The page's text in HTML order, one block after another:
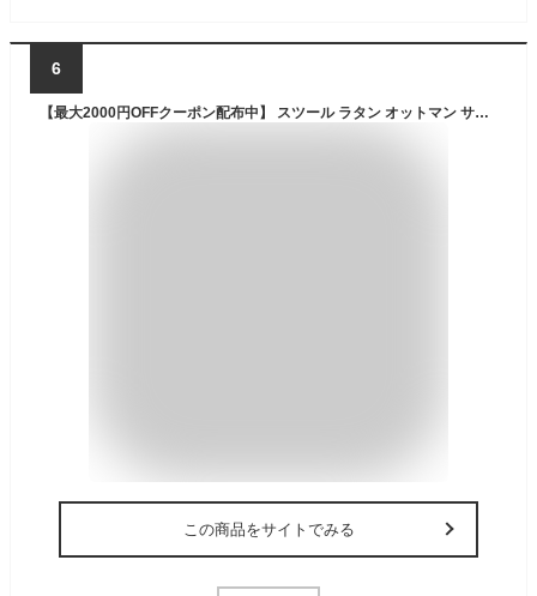
6
【最大2000円OFFクーポン配布中】 スツール ラタン オットマン サイドテーブル W 45cm D 45cm H 30cm ガーデンチェア 籐 椅子 イス いす チェア チェアー ラタン家具 インテリア 南国 座いす 座椅子 北欧 リゾート ナチュラル コースタル おしゃれ スタイリッシュ[13921]
この商品をサイトでみる